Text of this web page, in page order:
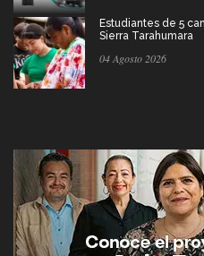
Estudiantes de 5
Sierra Tarahumara
04 Agosto 2026